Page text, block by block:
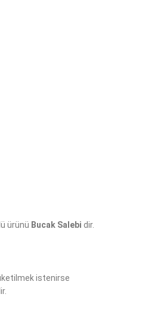
ürünü Bucak Salebi dir.
istenirse